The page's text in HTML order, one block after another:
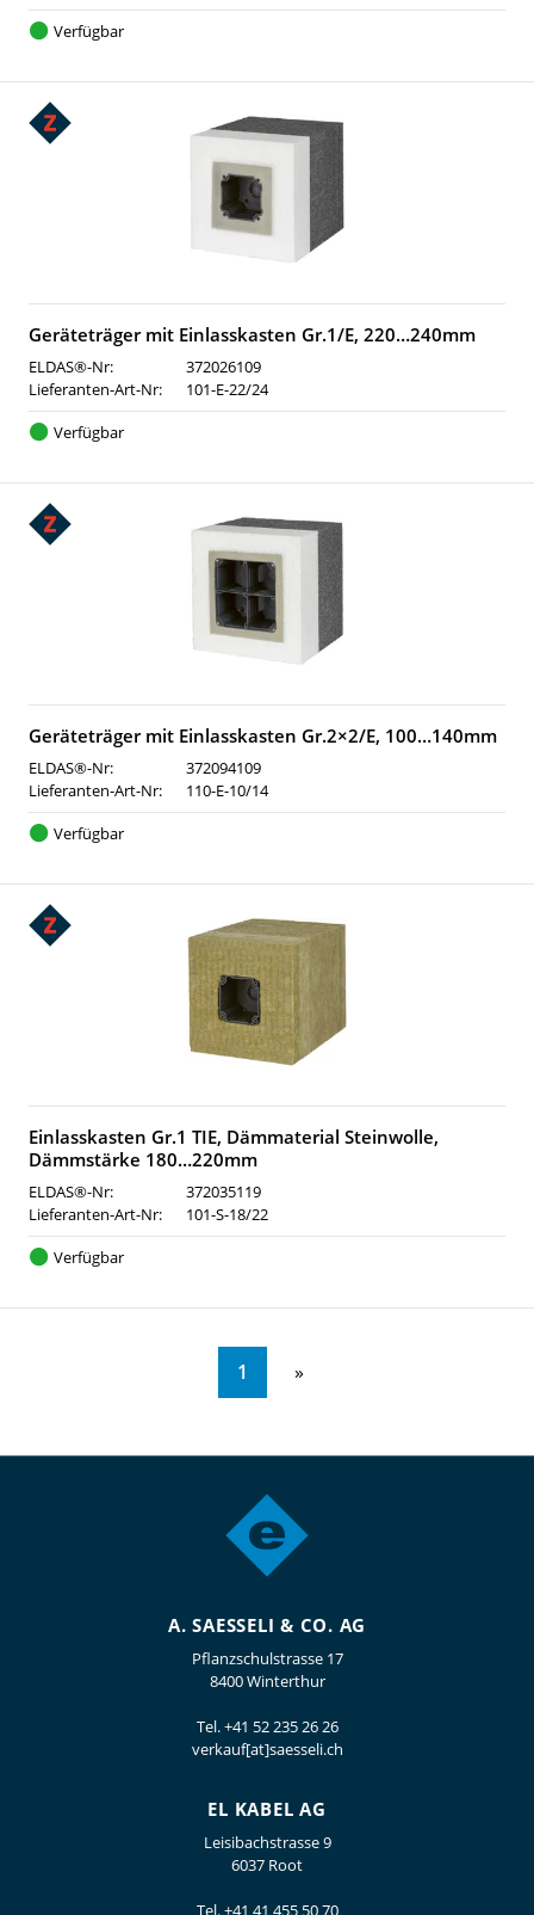
Verfügbar
Geräteträger mit Einlasskasten Gr.1/E, 220…240mm
ELDAS®-Nr:
372026109
Lieferanten-Art-Nr:
101-E-22/24
Verfügbar
Geräteträger mit Einlasskasten Gr.2×2/E, 100…140mm
ELDAS®-Nr:
372094109
Lieferanten-Art-Nr:
110-E-10/14
Verfügbar
Einlasskasten Gr.1 TIE, Dämmaterial Steinwolle,
Dämmstärke 180…220mm
ELDAS®-Nr:
372035119
Lieferanten-Art-Nr:
101-S-18/22
Verfügbar
1
A. SAESSELI & CO. AG
Pflanzschulstrasse 17
8400 Winterthur
Tel.+41 52 235 26 26
verkauf[at]saesseli.ch
EL KABEL AG
Leisibachstrasse 9
6037 Root
Tel.+41 41 455 50 70